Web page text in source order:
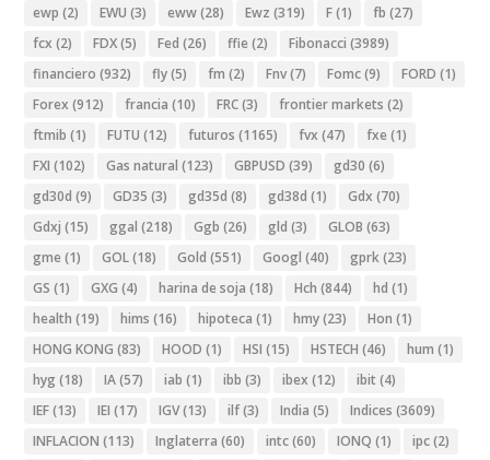
ewp (2) EWU (3) eww(28) Ewz (319) F(1) fb (27)
fcx (2) FDX(5) Fed (26) ffie (2) Fibonacci (3989)
financiero (932) fly(5) fm (2) Fnv(7) Fomc(9) FORD (1)
Forex (912) francia (10) FRC(3) frontier markets (2)
ftmib (1) FUTU (12) futuros (1165) fvx (47) fxe (1)
FXI (102) Gas natural (123) GBPUSD (39) gd30 (6)
gd30d (9) GD35 (3) gd35d (8) gd38d (1) Gdx (70)
Gdxj (15) ggal (218) Ggb (26) gld (3) GLOB (63)
gme (1) GOL(18) Gold (551) Googl (40) gprk(23)
GS (1) GXG (4) harina de soja (18) Hch (844) hd (1)
health (19) hims (16) hipoteca (1) hmy(23) Hon (1)
HONG KONG (83) HOOD (1) HSI (15) HSTECH (46) hum (1)
hyg (18) IA(57) iab (1) ibb (3) ibex (12) ibit (4)
IEF(13) IEI (17) IGV(13) ilf(3) India (5) Indices (3609)
INFLACION (113) Inglaterra (60) intc(60) IONQ (1) ipc(2)